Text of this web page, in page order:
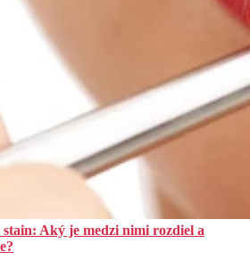
Aký je medzi nimi rozdiel a